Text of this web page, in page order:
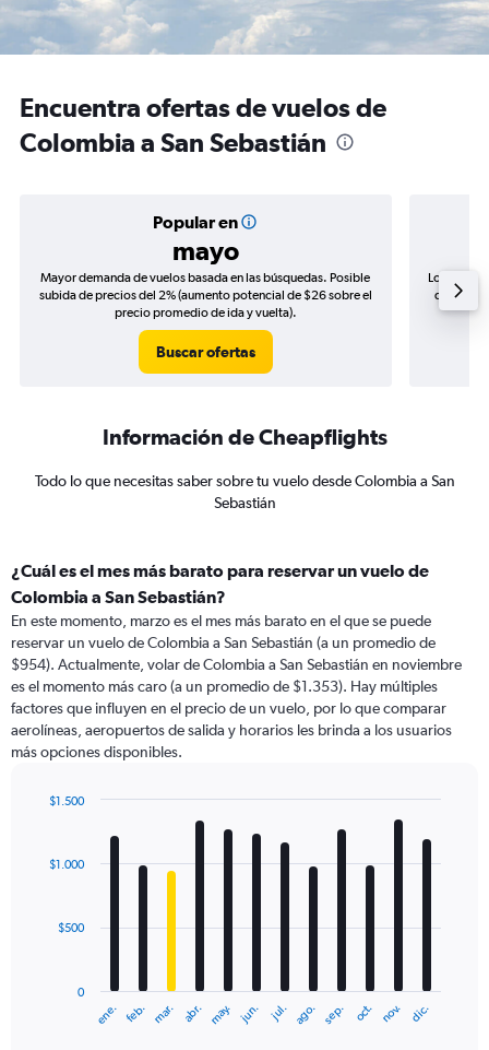
Encuentra ofertas de vuelos de
Colombia a San Sebastián
Popular en
mayo
Mayor demanda de vuelos basada en las búsquedas. Posible
subida de precios del 2% (aumento potencial de $26 sobre el
precio promedio de ida y vuelta).
Buscar ofertas
Los
de
Información de Cheapflights
Todo lo que necesitas saber sobre tu vuelo desde Colombia a San
Sebastián
¿Cuál es el mes más barato para reservar un vuelo de
Colombia a San Sebastián?
En este momento, marzo es el mes más barato en el que se puede
reservar un vuelo de Colombia a San Sebastián (a un promedio de
$954). Actualmente, volar de Colombia a San Sebastián en noviembre
es el momento más caro (a un promedio de $1.353). Hay múltiples
factores que influyen en el precio de un vuelo, por lo que comparar
aerolíneas, aeropuertos de salida y horarios les brinda a los usuarios
más opciones disponibles.
with
12
The
ene. feb. mar. abr. may. jun. jul. ago. sep. oct. nov. dic.
0
$500
$1.000
$1.500